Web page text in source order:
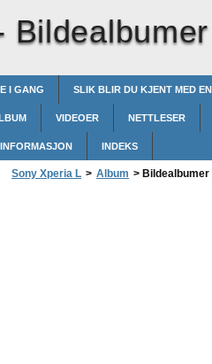
Bildealbumer
I GANG SLIK BLIR DU KJENT MED
VIDEOER NETTLESER
INDEKS
Sony Xperia L > Album > Bildealbumer